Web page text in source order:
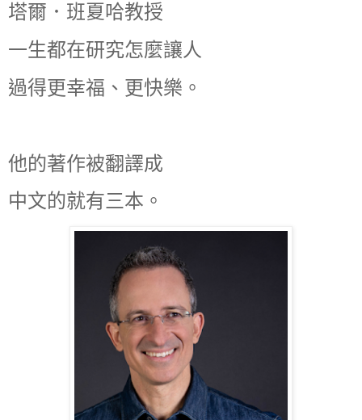
塔爾．班夏哈教授
一生都在研究怎麼讓人
過得更幸福、更快樂。
他的著作被翻譯成
中文的就有三本。